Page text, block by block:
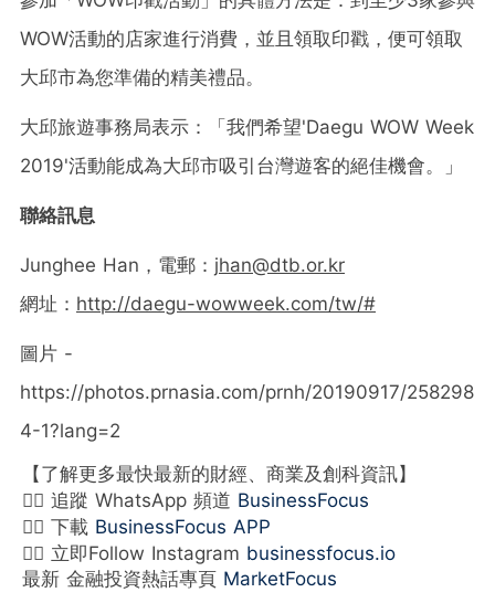
WOW活動的店家進行消費，並且領取印戳，便可領取
大邱市為您準備的精美禮品。
大邱旅遊事務局表示：「我們希望'Daegu WOW Week
2019'活動能成為大邱市吸引台灣遊客的絕佳機會。」
聯絡訊息
Junghee Han，電郵： jhan@dtb.or.kr
網址： http://daegu-wowweek.com/tw/#
圖片 -
https://photos.prnasia.com/prnh/20190917/258298
4-1?lang=2
【了解更多最快最新的財經、商業及創科資訊】
👉🏻 追蹤 WhatsApp 頻道 BusinessFocus
👉🏻 下載 BusinessFocus APP
👉🏻 立即Follow Instagram businessfocus.io
最新 金融投資熱話專頁 MarketFocus